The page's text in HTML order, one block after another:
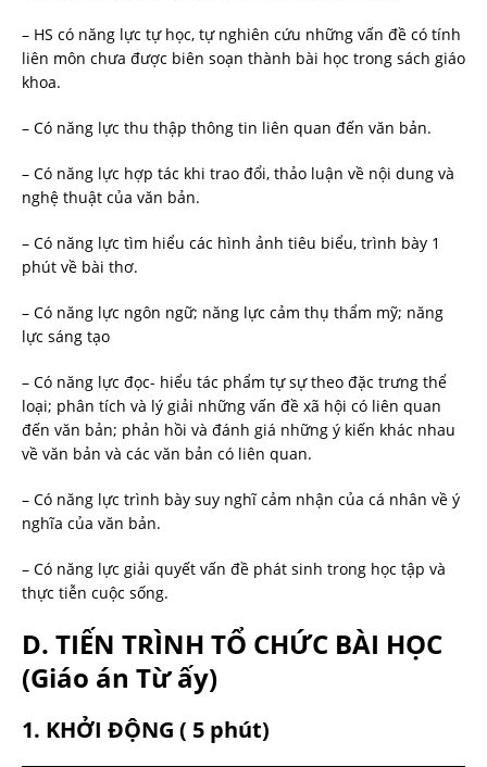
– HS có năng lực tự học, tự nghiên cứu những vấn đề có tính
liên môn chưa được biên soạn thành bài học trong sách giáo
khoa.
– Có năng lực thu thập thông tin liên quan đến văn bản.
– Có năng lực hợp tác khi trao đổi, thảo luận về nội dung và
nghệ thuật của văn bản.
– Có năng lực tìm hiểu các hình ảnh tiêu biểu, trình bày 1
phút về bài thơ.
– Có năng lực ngôn ngữ; năng lực cảm thụ thẩm mỹ; năng
lực sáng tạo
– Có năng lực đọc- hiểu tác phẩm tự sự theo đặc trưng thể
loại; phân tích và lý giải những vấn đề xã hội có liên quan
đến văn bản; phản hồi và đánh giá những ý kiến khác nhau
về văn bản và các văn bản có liên quan.
– Có năng lực trình bày suy nghĩ cảm nhận của cá nhân về ý
nghĩa của văn bản.
– Có năng lực giải quyết vấn đề phát sinh trong học tập và
thực tiễn cuộc sống.
D. TIẾN TRÌNH TỔ CHỨC BÀI HỌC
(Giáo án Từ ấy)
1. KHỞI ĐỘNG ( 5 phút)